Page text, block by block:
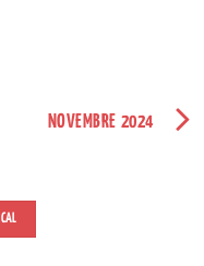
NOVEMBRE 2024
CAL